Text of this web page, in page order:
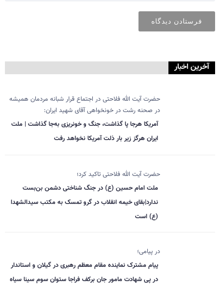
آخرین اخبار
حضرت آیت الله فلاحتی در اجتماع قرار شبانه مردمان همیشه
در صحنه رشت در خونخواهی آقای شهید ایران:
آمریکا هرجا پا گذاشت، جنگ و خونریزی به‌جا گذاشت | ملت
ایران هرگز زیر بار ذلت آمریکا نخواهد رفت
حضرت آیت الله فلاحتی تاکید کرد؛
ملت امام حسین (ع) در جنگ شناختی دشمن بن‌بست
ندارد|بقای خیمه انقلاب در گرو تمسک به مکتب سیدالشهدا
(ع) است
در پیامی؛
پیام مشترک نماینده مقام معظم رهبری در گیلان و استاندار
در پی شهادت مامور جان برکف فراجا ستوان سوم سینا سیاه